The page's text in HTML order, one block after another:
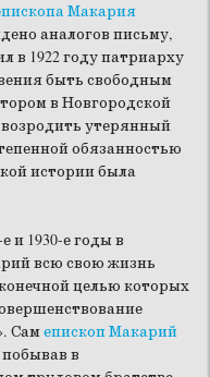
Макария
аналогов письму,
в 1922 году патриарху
быть свободным
в Новгородской
утерянный
обязанностью
истории была
и 1930-е годы в
всю свою жизнь
целью которых
Самепископ Макарий
в